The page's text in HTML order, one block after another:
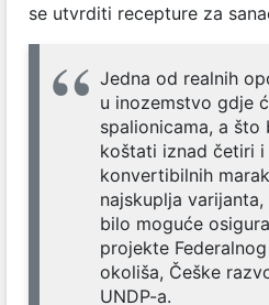
se utvrditi recepture za
Jedna od realnih
u inozemstvo gdje
spalionicama, a
koštati iznad četiri i
konvertibilnih
najskuplja
bilo moguće
projekte
okoliša, Češke
UNDP-a.